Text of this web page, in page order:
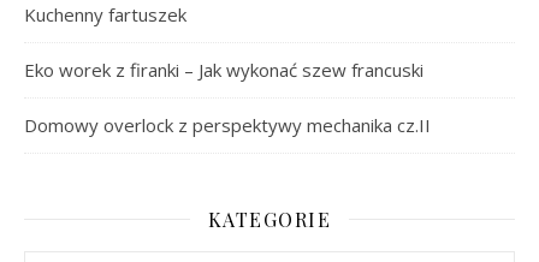
Kuchenny fartuszek
Eko worek z firanki – Jak wykonać szew francuski
Domowy overlock z perspektywy mechanika cz.II
KATEGORIE